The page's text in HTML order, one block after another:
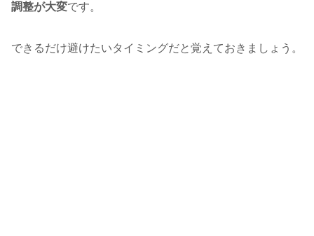
調整が大変です。
できるだけ避けたいタイミングだと覚えておきましょう。